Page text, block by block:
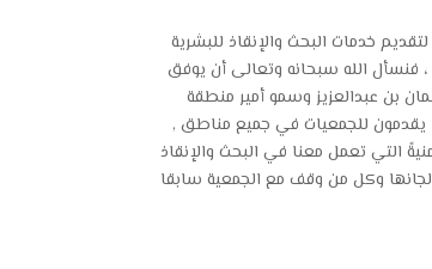
خدمات البحث والإنقاذ للبشرية
، فنسأل الله سبحانه وتعالى أن يوفق
بن عبدالعزيز وسمو أمير منطقة
يقدمون للجمعيات في جميع مناطق ,
التي تعمل معنا في البحث والإنقاذ
وكل من وقف مع الجمعية سابقا